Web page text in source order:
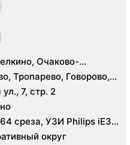
Очаково-
Солнцево,
Тропарево, Говорово,
Луг, Боровское
7, стр. 2
среза, УЗИ Philips iE33,
U5
округ